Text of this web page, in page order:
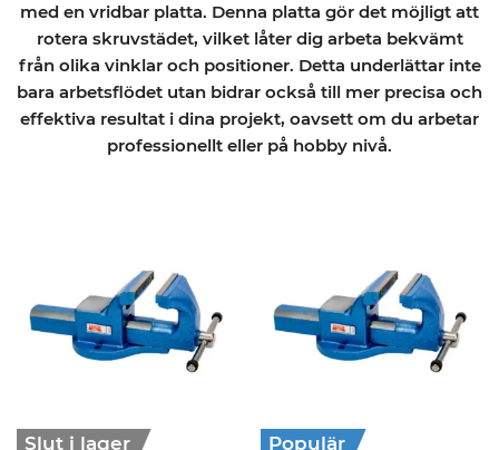
med en vridbar platta. Denna platta gör det möjligt att
rotera skruvstädet, vilket låter dig arbeta bekvämt
från olika vinklar och positioner. Detta underlättar inte
bara arbetsflödet utan bidrar också till mer precisa och
effektiva resultat i dina projekt, oavsett om du arbetar
professionellt eller på hobby nivå.
Slut i lager Populär